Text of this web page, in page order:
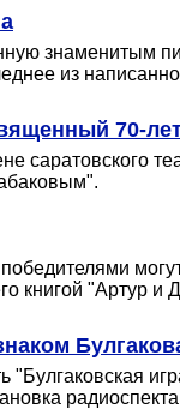
знаменитым
из
70-
саратовского
книгой "Артур и